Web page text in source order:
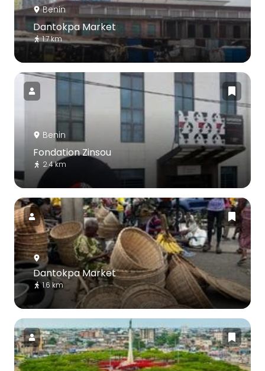
Benin
Dantokpa Market
1.7 km
Benin
Fondation Zinsou
2.4 km
Dantokpa Market
1.6 km